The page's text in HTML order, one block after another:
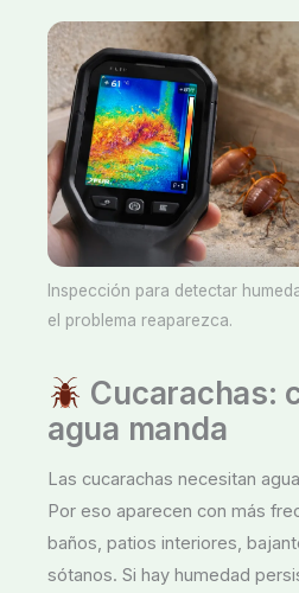
Inspección para detectar
el problema reaparezca.
Cucarachas:
agua manda
Las cucarachas necesitan
Por eso aparecen con más
baños, patios interiores,
sótanos. Si hay humedad